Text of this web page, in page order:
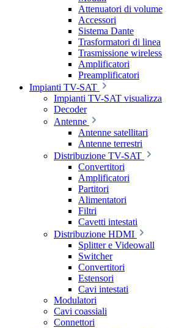
Attenuatori di volume
Accessori
Sistema Dante
Trasformatori di linea
Trasmissione wireless
Amplificatori
Preamplificatori
Impianti TV-SAT
Impianti TV-SAT visualizza
Decoder
Antenne
Antenne satellitari
Antenne terrestri
Distribuzione TV-SAT
Convertitori
Amplificatori
Partitori
Alimentatori
Filtri
Cavetti intestati
Distribuzione HDMI
Splitter e Videowall
Switcher
Convertitori
Estensori
Cavi intestati
Modulatori
Cavi coassiali
Connettori